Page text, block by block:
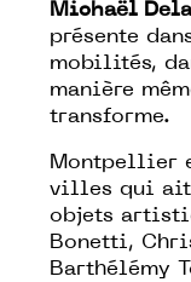
Michaël
présente
mobilités,
manière
transforme.
Montpellier
villes qui ait
objets
Bonetti,
Barthélémy